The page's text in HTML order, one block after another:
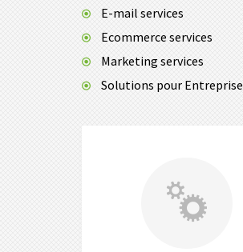
E-mail services
Ecommerce services
Marketing services
Solutions pour Entreprise